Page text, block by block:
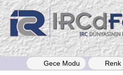
Gece Modu Renk